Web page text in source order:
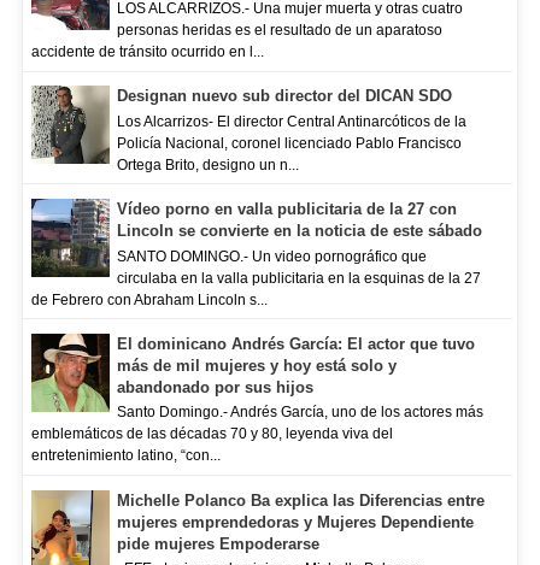
LOS ALCARRIZOS.- Una mujer muerta y otras cuatro
personas heridas es el resultado de un aparatoso
accidente de tránsito ocurrido en l...
Designan nuevo sub director del DICAN SDO
Los Alcarrizos- El director Central Antinarcóticos de la
Policía Nacional, coronel licenciado Pablo Francisco
Ortega Brito, designo un n...
Vídeo porno en valla publicitaria de la 27 con
Lincoln se convierte en la noticia de este sábado
SANTO DOMINGO.- Un video pornográfico que
circulaba en la valla publicitaria en la esquinas de la 27
de Febrero con Abraham Lincoln s...
El dominicano Andrés García: El actor que tuvo
más de mil mujeres y hoy está solo y
abandonado por sus hijos
Santo Domingo.- Andrés García, uno de los actores más
emblemáticos de las décadas 70 y 80, leyenda viva del
entretenimiento latino, “con...
Michelle Polanco Ba explica las Diferencias entre
mujeres emprendedoras y Mujeres Dependiente
pide mujeres Empoderarse